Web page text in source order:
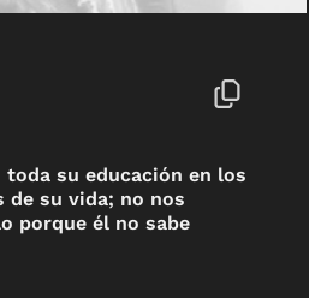
su educación en los
de su vida; no nos
porque él no sabe